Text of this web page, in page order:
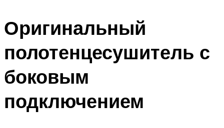
Оригинальный
полотенцесушитель с
боковым
подключением